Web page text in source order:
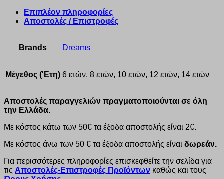
Επιπλέον πληροφορίες
Αποστολές / Επιστροφές
Brands Dreams
Μέγεθος ('Ετη) 6 ετών, 8 ετών, 10 ετών, 12 ετών, 14 ετών
Αποστολές παραγγελιών πραγματοποιούνται σε όλη
την Ελλάδα.
Με κόστος κάτω των 50€ τα έξοδα αποστολής είναι 2€.
Με κόστος άνω των 50 € τα έξοδα αποστολής είναι δωρεάν.
Για περισσότερες πληροφορίες επισκεφθείτε την σελίδα για
τις Αποστολές-Επιστροφές Προϊόντων καθώς και τους